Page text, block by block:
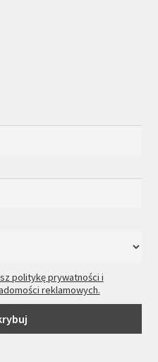
politykę prywatności i
reklamowych.